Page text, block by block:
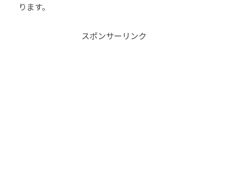
ります。
スポンサーリンク